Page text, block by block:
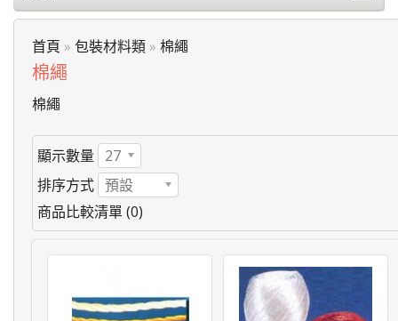
首頁 » 包裝材料類 » 棉繩
棉繩
棉繩
顯示數量
27
排序方式 預設
商品比較清單 (0)